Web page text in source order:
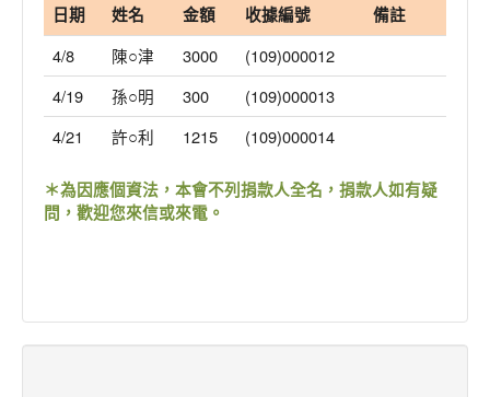
登入
日期 姓名 金額 收據編號
備註
4/8
陳○津 3000
(109)000012
4/19
孫○明 300
(109)000013
4/21
許○利 1215 (109)000014
＊為因應個資法，本會不列捐款人全名，捐款人如有疑
問，歡迎您來信或來電。